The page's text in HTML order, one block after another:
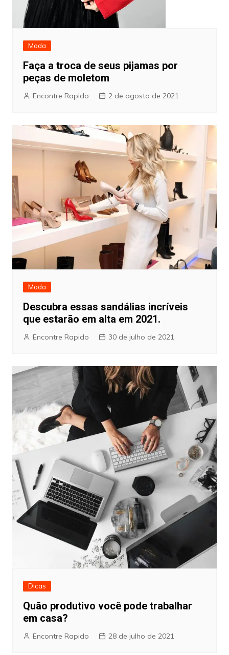
Moda
Faça a troca de seus pijamas por
peças de moletom
Encontre Rapido 2 de agosto de 2021
Moda
Descubra essas sandálias incríveis
que estarão em alta em 2021.
Encontre Rapido 30 de julho de 2021
Dicas
Quão produtivo você pode trabalhar
em casa?
Encontre Rapido 28 de julho de 2021